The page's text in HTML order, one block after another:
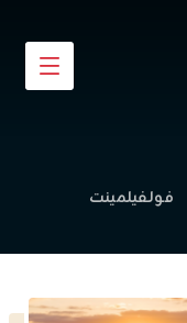
فولفيلمينت